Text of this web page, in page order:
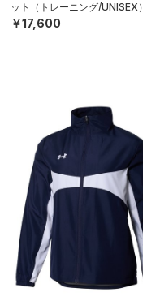
ット（トレーニング/UNISEX）
￥17,600